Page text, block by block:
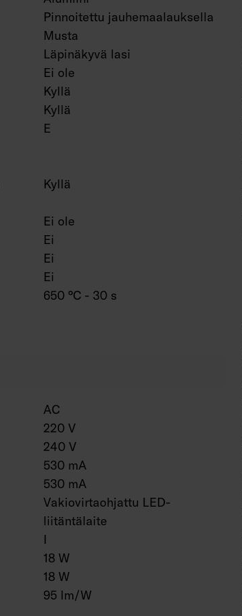
Pinnoitettu jauhemaalauksella
Musta
Läpinäkyvä lasi
Ei ole
Kyllä
Kyllä
E
Kyllä
Ei ole
Ei
Ei
Ei
650 °C - 30 s
AC
220 V
240 V
530 mA
530 mA
Vakiovirtaohjattu LED-
liitäntälaite
I
18 W
18 W
95 lm/W